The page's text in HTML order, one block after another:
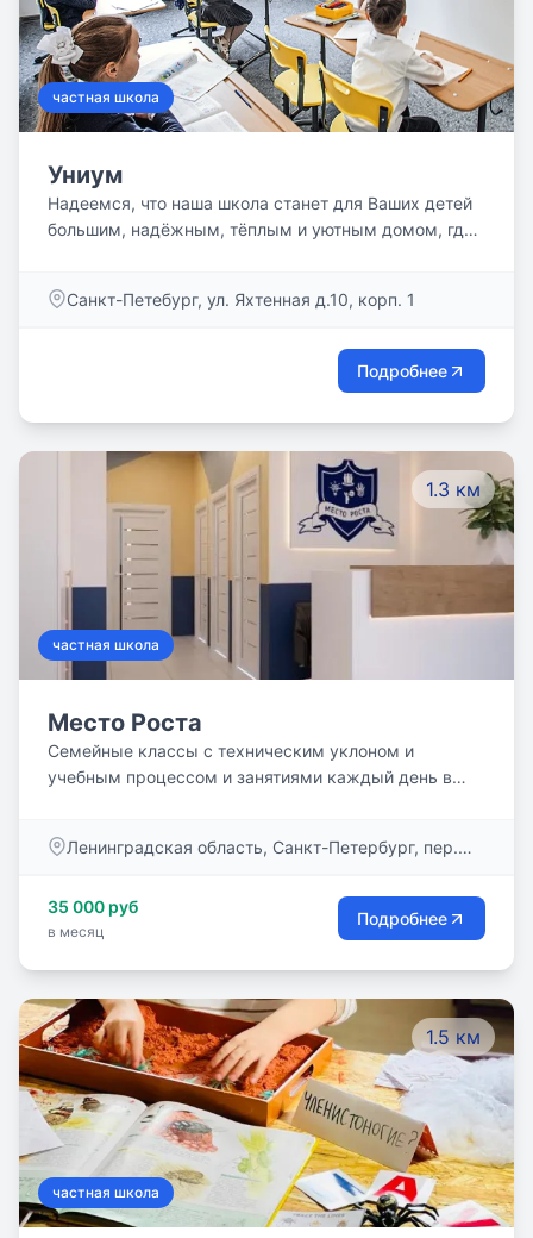
частная школа
Униум
Надеемся, что наша школа станет для Ваших детей
большим, надёжным, тёплым и уютным домом, где
их вместе!
Санкт-Петебург, ул. Яхтенная д.10, корп. 1
Подробнее
1.3 км
частная школа
Место Роста
Семейные классы с техническим уклоном и
учебным процессом и занятиями каждый день в
Ленинградская область, Санкт-Петербург, пер.
35 000 руб
в месяц
Подробнее
1.5 км
частная школа